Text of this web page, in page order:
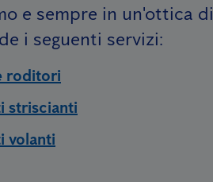
e sempre in un'ottica di
i seguenti servizi:
roditori
striscianti
volanti